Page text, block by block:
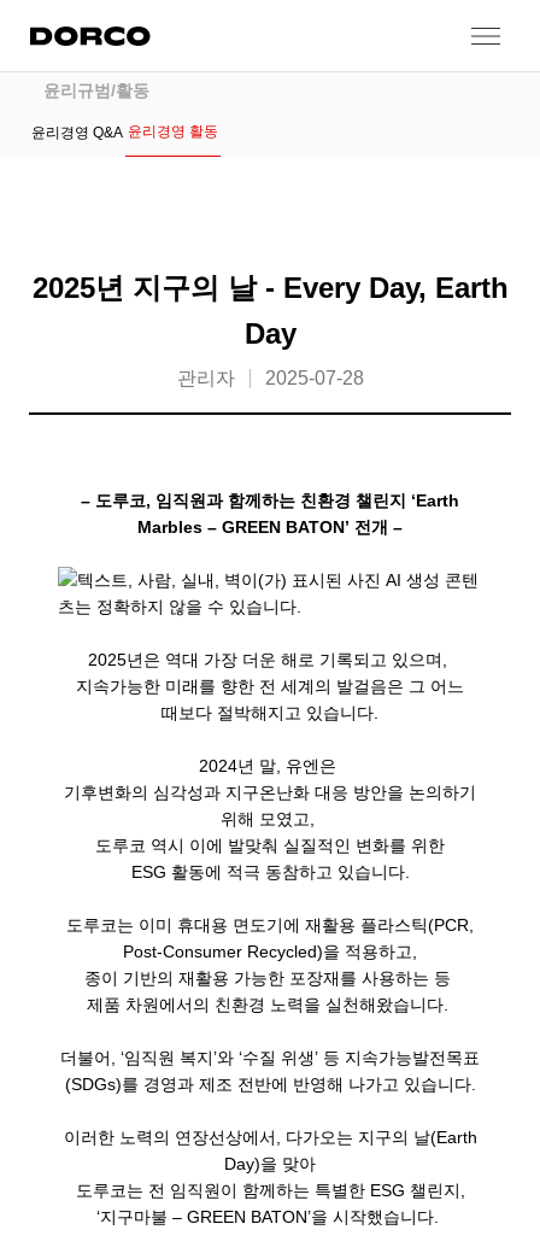
콘텐츠로 건너뛰기
도루코
윤리경영
윤리규범/활동
윤리경영 Q&A 윤리경영 활동
2025년 지구의 날 - Every Day, Earth
Day
관리자 2025-07-28
– 도루코, 임직원과 함께하는 친환경 챌린지 ‘Earth
Marbles – GREEN BATON’ 전개 –
2025년은 역대 가장 더운 해로 기록되고 있으며,
지속가능한 미래를 향한 전 세계의 발걸음은 그 어느
때보다 절박해지고 있습니다.
2024년 말, 유엔은
기후변화의 심각성과 지구온난화 대응 방안을 논의하기
위해 모였고,
도루코 역시 이에 발맞춰 실질적인 변화를 위한
ESG 활동에 적극 동참하고 있습니다.
도루코는 이미 휴대용 면도기에 재활용 플라스틱(PCR,
Post-Consumer Recycled)을 적용하고,
종이 기반의 재활용 가능한 포장재를 사용하는 등
제품 차원에서의 친환경 노력을 실천해왔습니다.
더불어, ‘임직원 복지’와 ‘수질 위생’ 등 지속가능발전목표
(SDGs)를 경영과 제조 전반에 반영해 나가고 있습니다.
이러한 노력의 연장선상에서, 다가오는 지구의 날(Earth
Day)을 맞아
도루코는 전 임직원이 함께하는 특별한 ESG 챌린지,
‘지구마불 – GREEN BATON’을 시작했습니다.